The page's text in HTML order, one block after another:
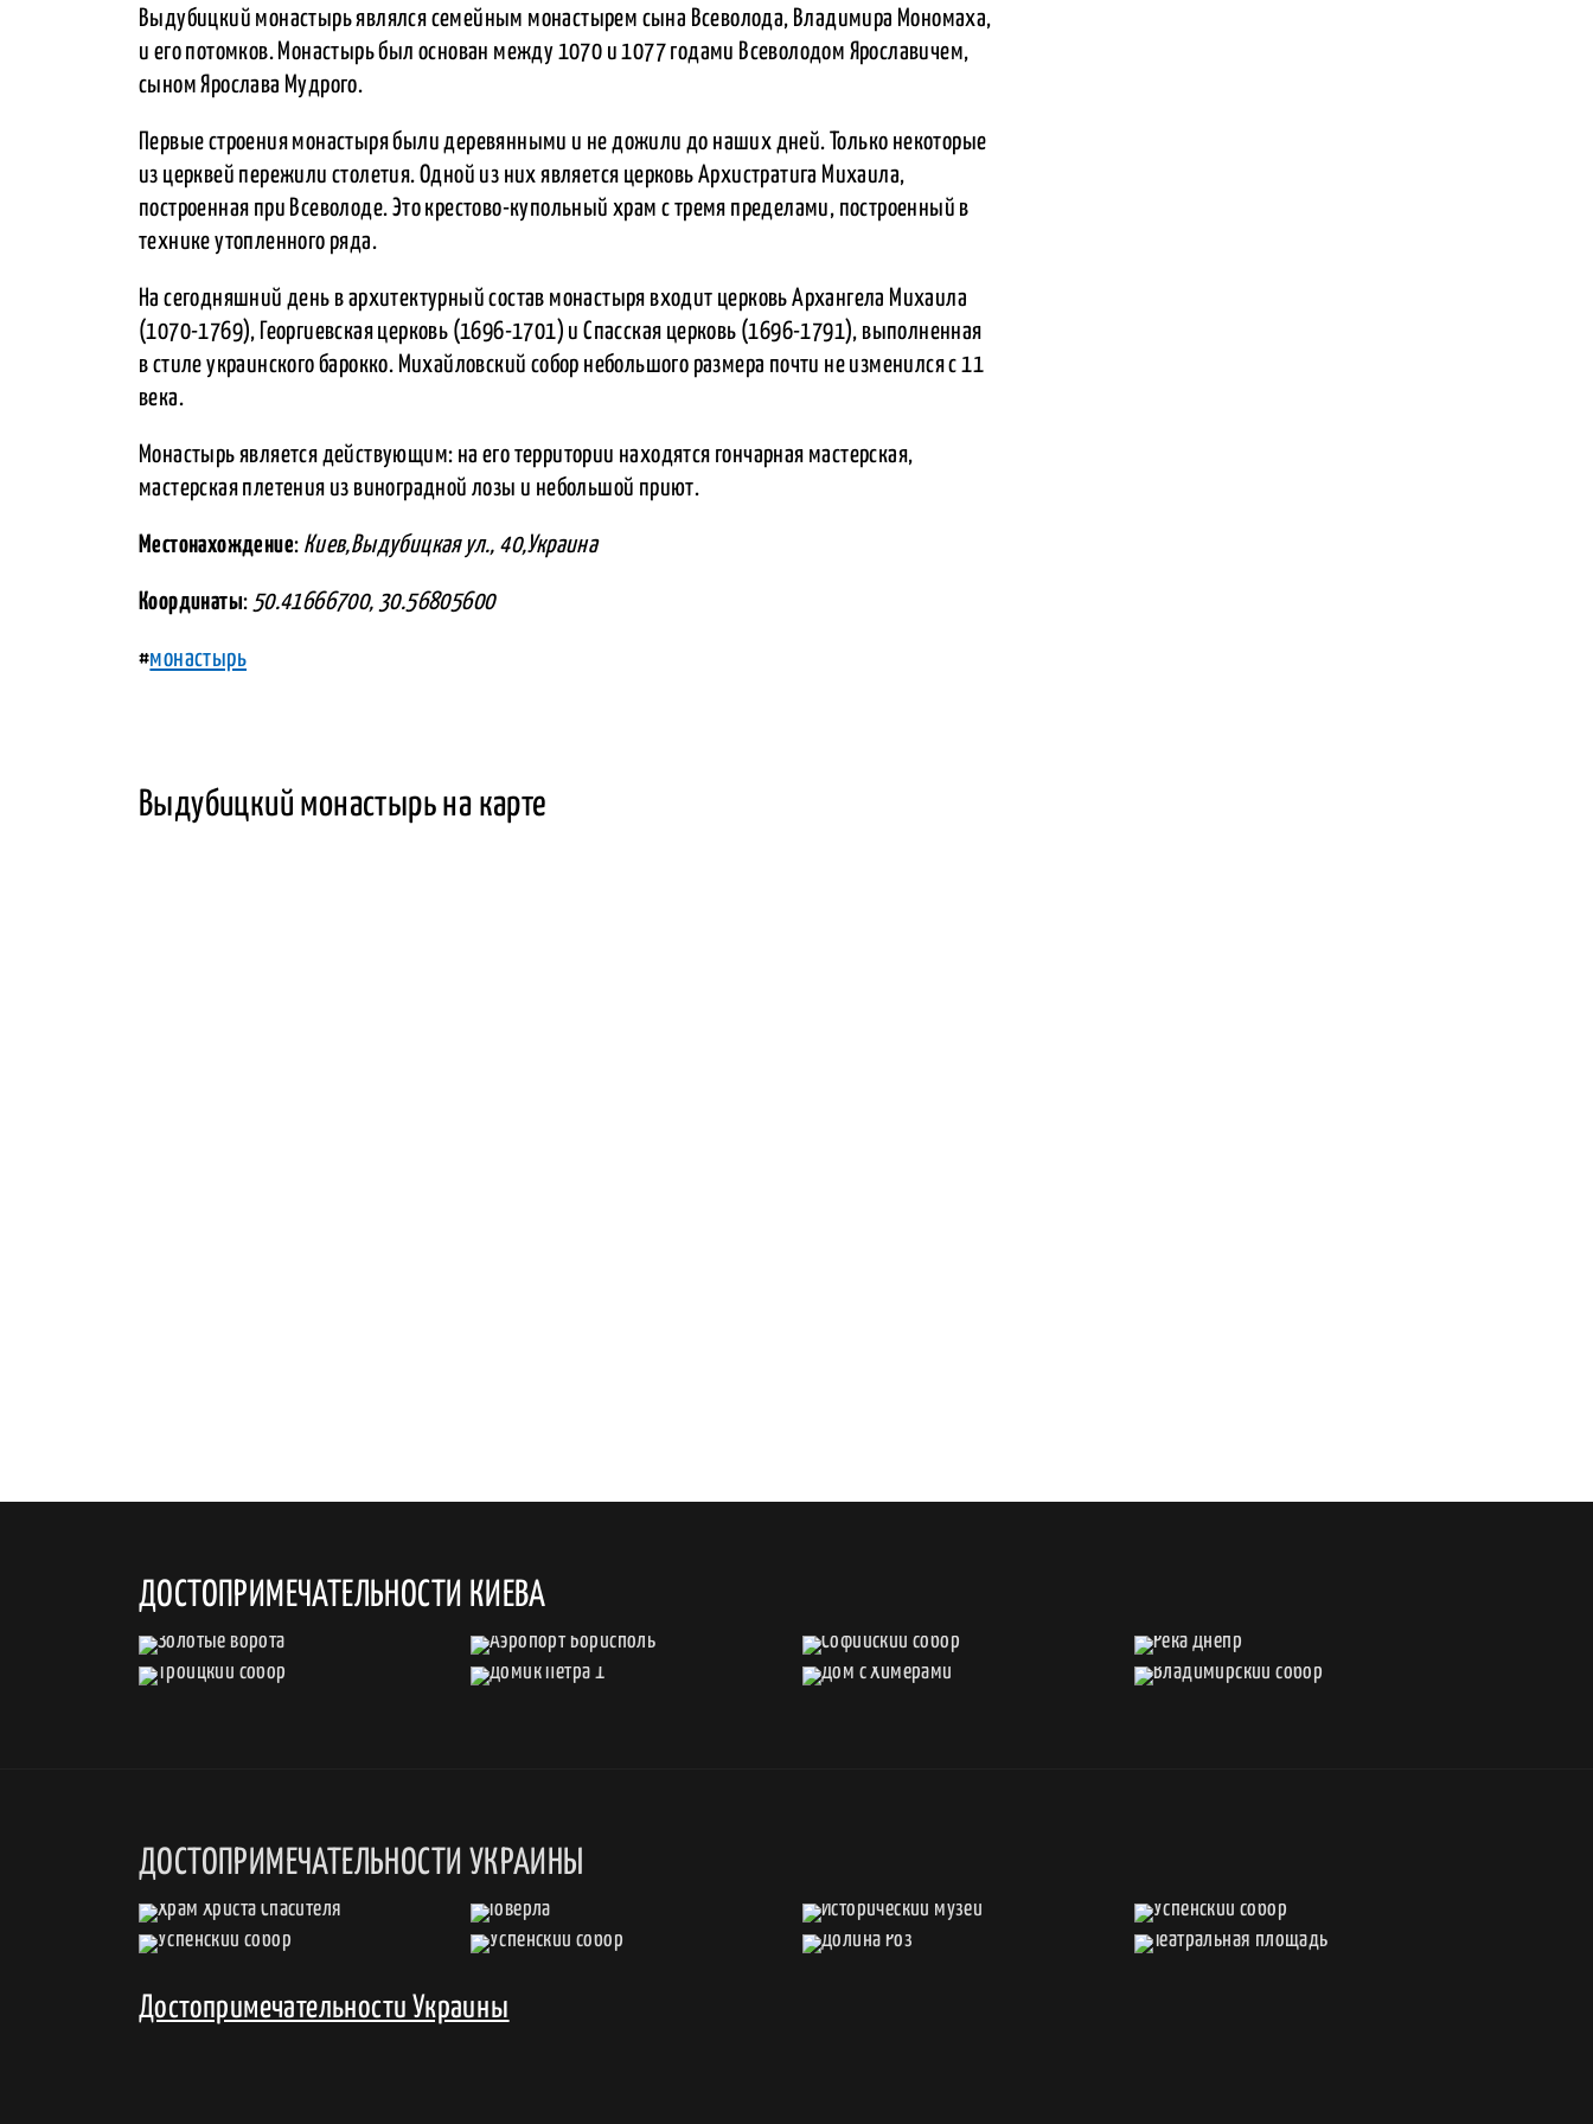
Выдубицкий монастырь являлся семейным монастырем сына Всеволода, Владимира Мономаха,
и его потомков. Монастырь был основан между 1070 и 1077 годами Всеволодом Ярославичем,
сыном Ярослава Мудрого.
Первые строения монастыря были деревянными и не дожили до наших дней. Только некоторые
из церквей пережили столетия. Одной из них является церковь Архистратига Михаила,
построенная при Всеволоде. Это крестово-купольный храм с тремя пределами, построенный в
технике утопленного ряда.
На сегодняшний день в архитектурный состав монастыря входит церковь Архангела Михаила
(1070-1769), Георгиевская церковь (1696-1701) и Спасская церковь (1696-1791), выполненная
в стиле украинского барокко. Михайловский собор небольшого размера почти не изменился с 11
века.
Монастырь является действующим: на его территории находятся гончарная мастерская,
мастерская плетения из виноградной лозы и небольшой приют.
Местонахождение: Киев,Выдубицкая ул., 40,Украина
Координаты: 50.41666700, 30.56805600
#монастырь
Выдубицкий монастырь на карте
ДОСТОПРИМЕЧАТЕЛЬНОСТИ КИЕВА
ДОСТОПРИМЕЧАТЕЛЬНОСТИ УКРАИНЫ
Достопримечательности Украины